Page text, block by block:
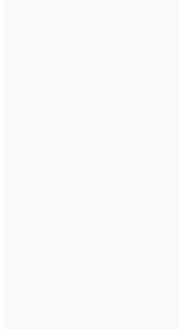
peça